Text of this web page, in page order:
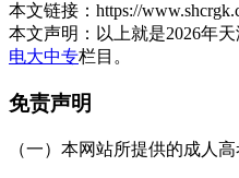
展开全文
本文链接： https://
本文声明： 以上就是2026年
电大中专栏目。
免责声明
（一）本网站所提供的成人